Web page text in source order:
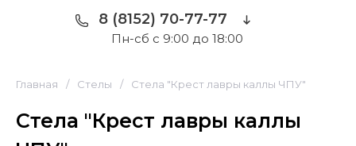
8 (8152) 70-77-77
Пн-сб с 9:00 до 18:00
Главная / Стелы / Стела "Крест лавры каллы ЧПУ"
Стела "Крест лавры каллы